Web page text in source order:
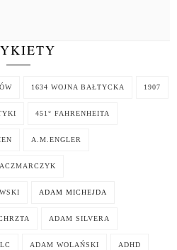
1634 WOJNA BAŁTYCKA 1907
451° FAHRENHEITA
A.M.ENGLER
ADAM MICHEJDA
ADAM SILVERA
ADAM WOLAŃSKI ADHD